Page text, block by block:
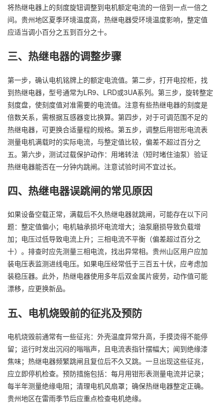
将热继电器上的刻度旋钮调整到电机额定电流的一倍到一点一倍之
间。贵州地区夏季环境温度高，热继电器受环境温度影响，整定值
应适当调小百分之五到百分之十。
三、热继电器的调整步骤
第一步，确认电机铭牌上的额定电流值。第二步，打开电控柜，找
到热继电器，型号通常为LR9、LRD或3UA系列。第三步，旋转整定
刻度盘，使刻度值对准需要的电流值。注意有些热继电器的刻度是
倍数关系，需根据互感器变比换算。第四步，对于可调范围不足的
热继电器，可更换合适量程的规格。第五步，调整后用钳形电流表
测量电机满载时的实际电流，与整定值比较，偏差不超过百分之
五。第六步，测试过载保护动作：用堵转法（短时堵住油泵）验证
热继电器能否在一分钟内跳闸。注意试验时间不宜过长。
四、热继电器误跳闸的常见原因
如果设备空载正常，满载后不久热继电器就跳闸，可能存在以下问
题：整定值偏小；电机轴承损坏电流增大；油泵磨损导致负载增
加；电压过低导致电流上升；三相电流不平衡（偏差超过百分之
十）。排查时应先测量三相电流，找出异常相。贵州山区用户应加
装电压表监测进线电压。如果电压经常低于三百五十伏，应考虑加
装稳压器。此外，热继电器使用多年后双金属片疲劳，动作值可能
漂移，应更换新品。
五、电机烧毁前的征兆及预防
电机烧毁前通常有一些征兆：外壳温度异常升高，手摸烫得不能停
留；运行时发出沉闷的嗡嗡声，且电流表指针摆幅大；闻到绝缘漆
焦味；热继电器频繁跳闸且复位后不久又跳。一旦出现这些征兆，
应立即停机检查。预防措施包括：每月用钳形表测量电流并记录；
每半年测量绝缘电阻；清理电机风扇罩；确保热继电器整定正确。
贵州地区在雷雨季节后应重点检查电机绝缘。